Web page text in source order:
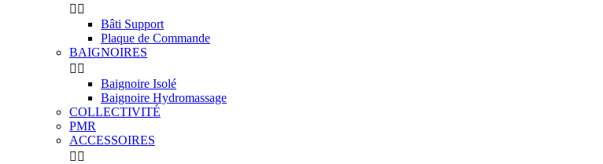
 
Bâti Support
Plaque de Commande
BAIGNOIRES
 
Baignoire Isolé
Baignoire Hydromassage
COLLECTIVITÉ
PMR
ACCESSOIRES
 